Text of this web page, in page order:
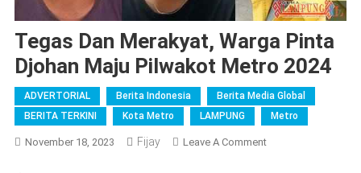
Tegas Dan Merakyat, Warga Pinta
Djohan Maju Pilwakot Metro 2024
ADVERTORIAL Berita Indonesia
Berita Media Global
BERITA TERKINI
Kota Metro LAMPUNG Metro
November 18, 2023 Fijay Leave A CommentOn